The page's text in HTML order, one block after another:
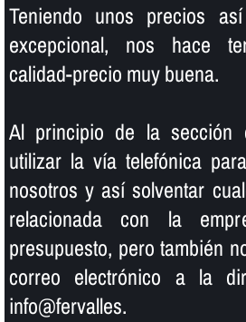
Teniendo unos precios
excepcional, nos hace
calidad-precio muy buena.
Al principio de la sección
utilizar la ví­a telefónica
nosotros y así­ solventar
relacionada con la
presupuesto, pero también
correo electrónico a la
info@fervalles.